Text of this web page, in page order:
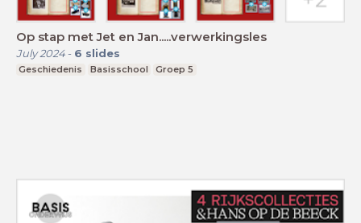
Op stap met Jet en Jan.....verwerkingsles
July 2024- 6 slides
Geschiedenis Basisschool Groep 5